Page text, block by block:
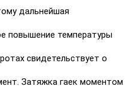
дальнейшая
повышение температуры
свидетельствует о
Затяжка гаек моментом